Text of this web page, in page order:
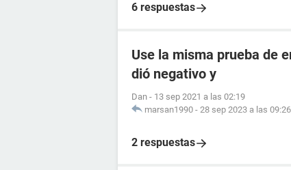
6 respuestas
Use la misma prueba de
dió negativo y
Dan - 13 sep 2021 a las 02:19
marsan1990 - 28 sep 2023 a las 09:26
2 respuestas